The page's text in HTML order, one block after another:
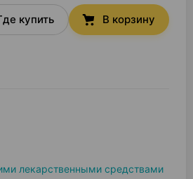
купить В корзину
лекарственными средствами